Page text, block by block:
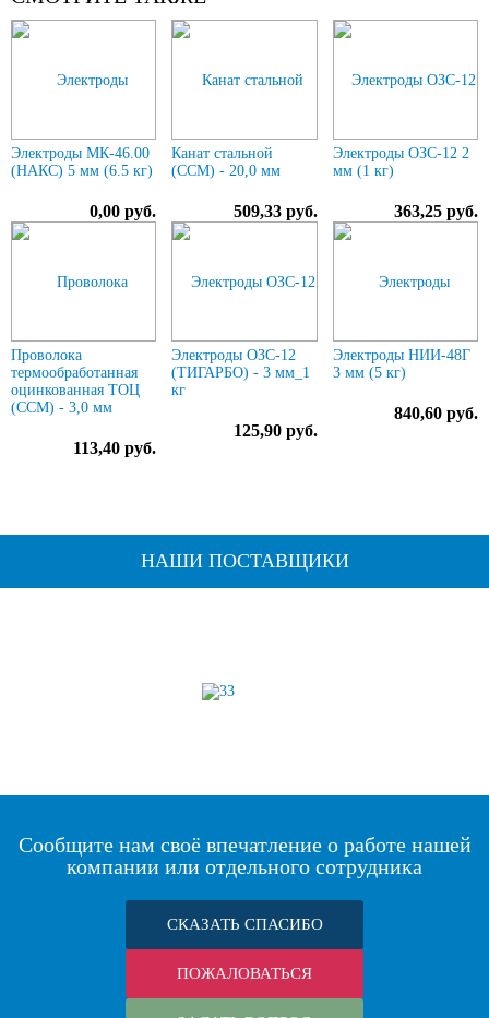
Электроды МК-46.00
(НАКС) 5 мм (6.5 кг)
0,00 руб.
Канат стальной
(ССМ) - 20,0 мм
509,33 руб.
Электроды ОЗС-12 2
мм (1 кг)
363,25 руб.
Проволока
термообработанная
оцинкованная ТОЦ
(ССМ) - 3,0 мм
113,40 руб.
Электроды ОЗС-12
(ТИГАРБО) - 3 мм_1
кг
125,90 руб.
Электроды НИИ-48Г
3 мм (5 кг)
840,60 руб.
НАШИ ПОСТАВЩИКИ
Сообщите нам своё впечатление о работе нашей
компании или отдельного сотрудника
СКАЗАТЬ СПАСИБО
ПОЖАЛОВАТЬСЯ